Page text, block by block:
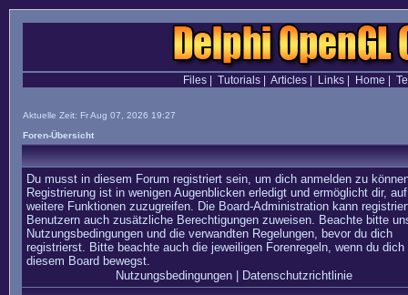
Files| Tutorials| Articles| Links| Home
Aktuelle Zeit: Fr Aug 07, 2026 19:27
Foren-Übersicht
Du musst in diesem Forum registriert sein, um dich anmelden zu
Registrierung ist in wenigen Augenblicken erledigt und ermöglicht dir, auf
weitere Funktionen zuzugreifen. Die Board-Administration kann
Benutzern auch zusätzliche Berechtigungen zuweisen. Beachte bitte
Nutzungsbedingungen und die verwandten Regelungen, bevor du dich
registrierst. Bitte beachte auch die jeweiligen Forenregeln, wenn du dich
diesem Board bewegst.
Nutzungsbedingungen| Datenschutzrichtlinie